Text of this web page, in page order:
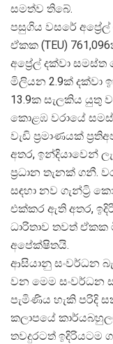
සමත්ව තිබේ.
පසුගිය වසරේ අප්
ඒකක (TEU)
අප්රේල් දක්වා
මිලියන 2.9ක් දක්වා
13.9ක සැලකිය යුතු
කොළඹ වරායේ
වැඩි ප්රමාණයක් ප්
අතර, ඉන්දියාවෙන්
ප්රධාන තැනක් ගනී.
සඳහා නව ගැන්ට් රි
එක්කර ඇති අතර,
ධාරිතාව තවත්
අපේක්ෂිතයි.
ආසියානු සංවර්ධන
වන මෙම සංවර්ධන
පැමිණිය හැකි පරිදි
කලාපයේ
තවදුරටත් ඉදිරියටම